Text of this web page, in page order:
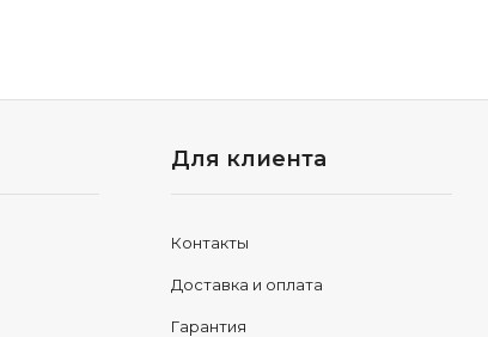
Для клиента
Контакты
Доставка и оплата
Гарантия